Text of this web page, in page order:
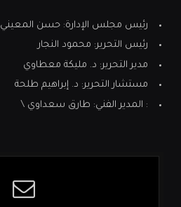
رئيس مجلس الإدارة: حسن المعيني
رئيس التحرير: محمود النجار
مدير التحرير: د. مليكة معطاوي
مستشار التحرير: د. إبراهيم طلحة
: المدير الفني: طارق سعداوي \